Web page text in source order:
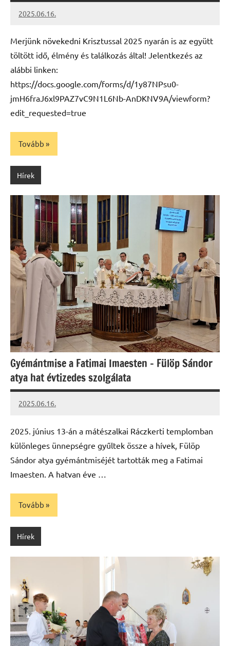
2025.06.16.
Leiszt
Merjünk növekedni Krisztussal 2025 nyarán is az együtt
töltött idő, élmény és találkozás által! Jelentkezés az
alábbi linken:
https://docs.google.com/forms/d/1y87NPsu0-
jmH6fraJ6xl9PAZ7vC9N1L6Nb-AnDKNV9A/viewform?
edit_requested=true
Tovább
Hírek
Gyémántmise a Fatimai Imaesten – Fülöp Sándor
atya hat évtizedes szolgálata
2025.06.16.
Leiszt
2025. június 13-án a mátészalkai Ráczkerti templomban
különleges ünnepségre gyűltek össze a hívek, Fülöp
Sándor atya gyémántmiséjét tartották meg a Fatimai
Imaesten. A hatvan éve …
Tovább
Hírek